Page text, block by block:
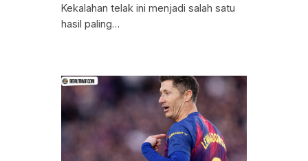
Kekalahan telak ini menjadi salah satu
hasil paling…